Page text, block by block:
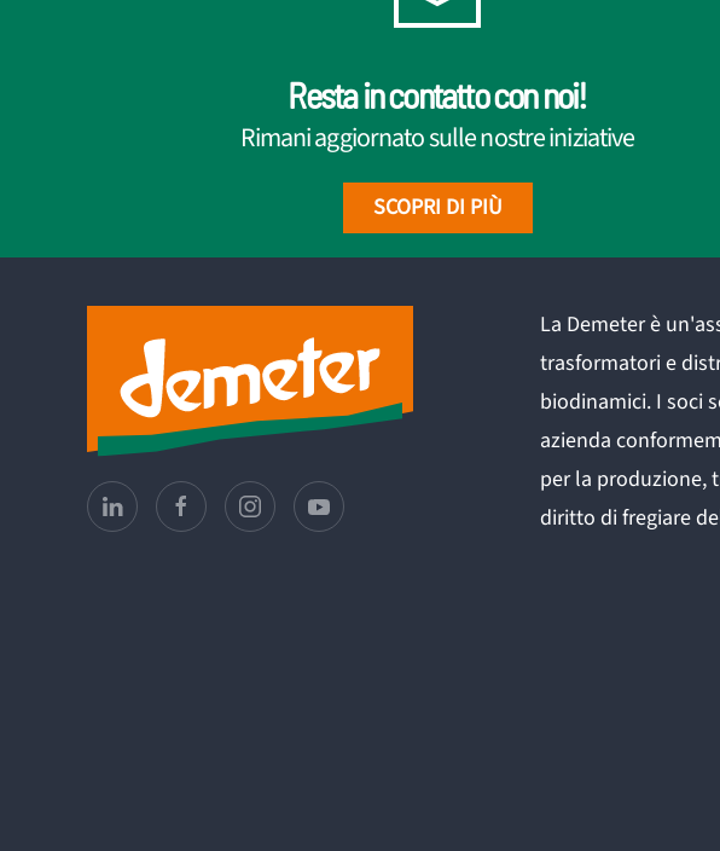
Resta in contatto con noi!
Rimani aggiornato sulle nostre iniziative
SCOPRI DI PIÙ
La Demeter è
trasformatori e
biodinamici. I soci
azienda
per la produzione,
diritto di fregiare